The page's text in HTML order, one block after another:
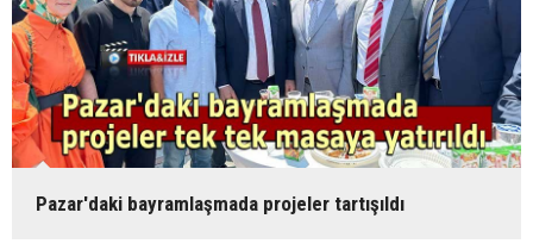
Pazar'daki bayramlaşmada projeler tartışıldı